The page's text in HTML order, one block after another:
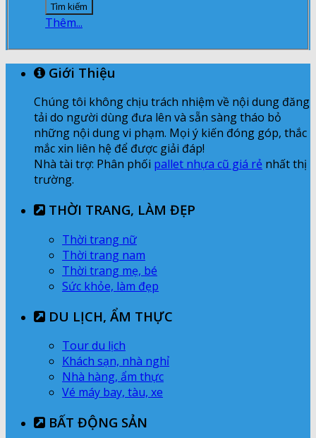
Thêm...
Giới Thiệu
Chúng tôi không chịu trách nhiệm về nội dung đăng
tải do người dùng đưa lên và sẵn sàng tháo bỏ
những nội dung vi phạm. Mọi ý kiến đóng góp, thắc
mắc xin liên hệ để được giải đáp!
Nhà tài trợ: Phân phối pallet nhựa cũ giá rẻ nhất thị
trường.
THỜI TRANG, LÀM ĐẸP
Thời trang nữ
Thời trang nam
Thời trang mẹ, bé
Sức khỏe, làm đẹp
DU LỊCH, ẨM THỰC
Tour du lịch
Khách sạn, nhà nghỉ
Nhà hàng, ẩm thực
Vé máy bay, tàu, xe
BẤT ĐỘNG SẢN